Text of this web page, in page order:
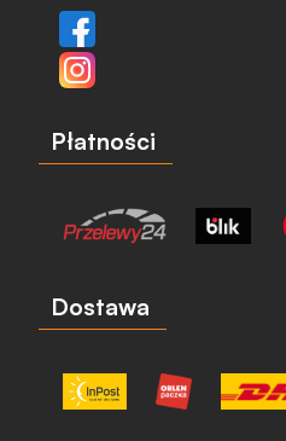
Płatności
Dostawa